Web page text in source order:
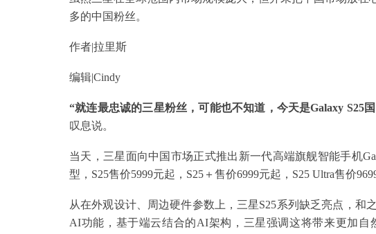
多的中国粉丝。
作者|拉里斯
编辑|Cindy
“就连最忠诚的三星粉丝，可能也不知道，今天是Galaxy S25
叹息说。
当天，三星面向中国市场正式推出新一代高端旗舰智能手机
型，S25售价5999元起，S25＋售价6999元起，S25 Ultra售价
从在外观设计、周边硬件参数上，三星S25系列缺乏亮点，和
AI功能，基于端云结合的AI架构，三星强调这将带来更加